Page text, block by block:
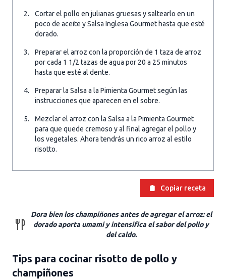
Cortar el pollo en julianas gruesas y saltearlo en un
poco de aceite y Salsa Inglesa Gourmet hasta que esté
dorado.
Preparar el arroz con la proporción de 1 taza de arroz
por cada 1 1/2 tazas de agua por 20 a 25 minutos
hasta que esté al dente.
Preparar la Salsa a la Pimienta Gourmet según las
instrucciones que aparecen en el sobre.
Mezclar el arroz con la Salsa a la Pimienta Gourmet
para que quede cremoso y al final agregar el pollo y
los vegetales. Ahora tendrás un rico arroz al estilo
risotto.
Copiar receta
Dora bien los champiñones antes de agregar el arroz: el
dorado aporta umami y intensifica el sabor del pollo y
del caldo.
Tips para cocinar risotto de pollo y
champiñones